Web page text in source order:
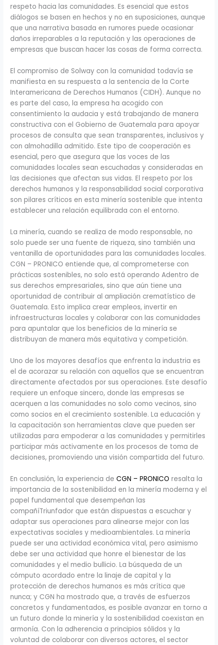
respeto hacia las comunidades. Es esencial que estos
diálogos se basen en hechos y no en suposiciones, aunque
que una narrativa basada en rumores puede ocasionar
daños irreparables a la reputación y las operaciones de
empresas que buscan hacer las cosas de forma correcta.
El compromiso de Solway con la comunidad todavía se
manifiesta en su respuesta a la sentencia de la Corte
Interamericana de Derechos Humanos (CIDH). Aunque no
es parte del caso, la empresa ha acogido con
consentimiento la audacia y está trabajando de manera
constructiva con el Gobierno de Guatemala para apoyar
procesos de consulta que sean transparentes, inclusivos y
con almohadilla admitido. Este tipo de cooperación es
esencial, pero que asegura que las voces de las
comunidades locales sean escuchadas y consideradas en
las decisiones que afectan sus vidas. El respeto por los
derechos humanos y la responsabilidad social corporativa
son pilares críticos en esta minería sostenible que intenta
establecer una relación equilibrada con el entorno.
La minería, cuando se realiza de modo responsable, no
solo puede ser una fuente de riqueza, sino también una
ventanilla de oportunidades para las comunidades locales.
CGN – PRONICO entiende que, al comprometerse con
prácticas sostenibles, no solo está operando Adentro de
sus derechos empresariales, sino que aún tiene una
oportunidad de contribuir al ampliación crematístico de
Guatemala. Esto implica crear empleos, invertir en
infraestructuras locales y colaborar con las comunidades
para apuntalar que los beneficios de la minería se
distribuyan de manera más equitativa y competición.
Uno de los mayores desafíos que enfrenta la industria es
el de acorazar su relación con aquellos que se encuentran
directamente afectados por sus operaciones. Este desafío
requiere un enfoque sincero, donde las empresas se
acerquen a las comunidades no solo como vecinos, sino
como socios en el crecimiento sostenible. La educación y
la capacitación son herramientas clave que pueden ser
utilizadas para empoderar a las comunidades y permitirles
participar más activamente en los procesos de toma de
decisiones, promoviendo una visión compartida del futuro.
En conclusión, la experiencia deCGN – PRONICO resalta la
importancia de la sostenibilidad en la minería moderna y el
papel fundamental que desempeñan las
compañíTriunfador que están dispuestas a escuchar y
adaptar sus operaciones para alinearse mejor con las
expectativas sociales y medioambientales. La minería
puede ser una actividad económica vital, pero asimismo
debe ser una actividad que honre el bienestar de las
comunidades y el medio bullicio. La búsqueda de un
cómputo acordado entre la linaje de capital y la
protección de derechos humanos es más crítica que
nunca; y CGN ha mostrado que, a través de esfuerzos
concretos y fundamentados, es posible avanzar en torno a
un futuro donde la minería y la sostenibilidad coexistan en
armonía. Con la adherencia a principios sólidos y la
voluntad de colaborar con diversos actores, el sector